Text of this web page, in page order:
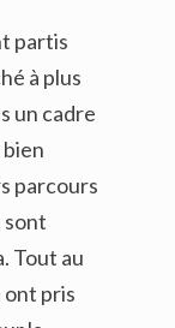
partis
à plus
un cadre
parcours
sont
Tout au
ont pris